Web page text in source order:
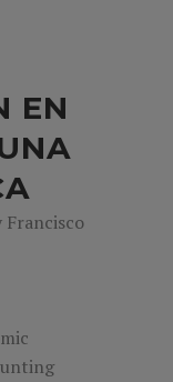
EN
Francisco